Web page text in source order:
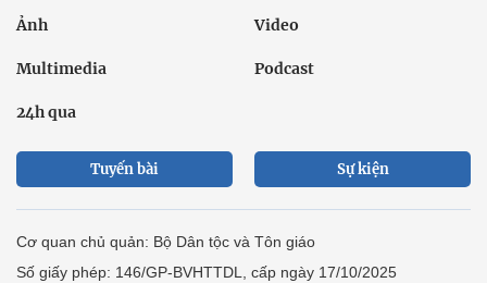
Ảnh Video
Multimedia Podcast
24h qua
Tuyến bài Sự kiện
Cơ quan chủ quản: Bộ Dân tộc và Tôn giáo
Số giấy phép: 146/GP-BVHTTDL, cấp ngày 17/10/2025